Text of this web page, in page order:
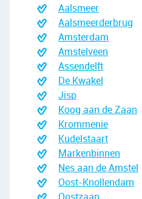
Aalsmeer
Aalsmeerderbrug
Amsterdam
Amstelveen
Assendelft
De Kwakel
Jisp
Koog aan de Zaan
Krommenie
Kudelstaart
Markenbinnen
Nes aan de Amstel
Oost-Knollendam